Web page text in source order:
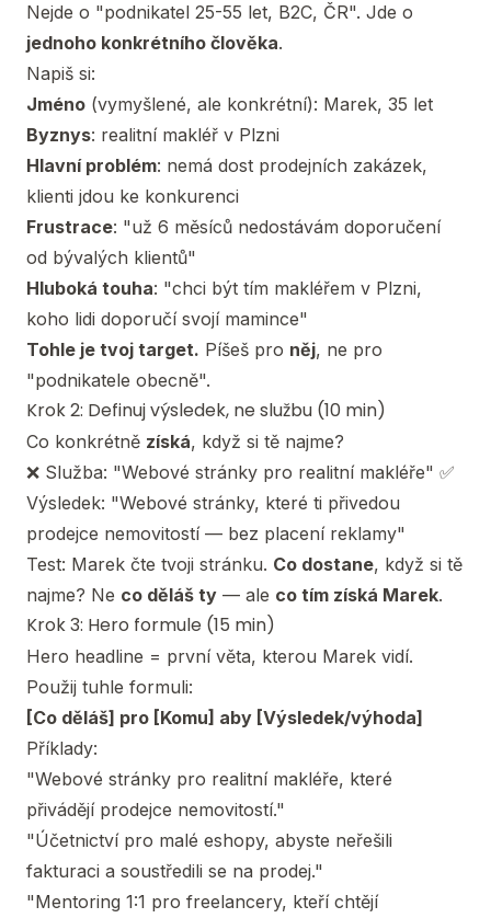
Nejde o "podnikatel 25-55 let, B2C, ČR". Jde o
jednoho konkrétního člověka.
Napiš si:
Jméno (vymyšlené, ale konkrétní): Marek, 35 let
Byznys: realitní makléř v Plzni
Hlavní problém: nemá dost prodejních zakázek,
klienti jdou ke konkurenci
Frustrace: "už 6 měsíců nedostávám doporučení
od bývalých klientů"
Hluboká touha: "chci být tím makléřem v Plzni,
koho lidi doporučí svojí mamince"
Tohle je tvoj target. Píšeš pro něj, ne pro
"podnikatele obecně".
Krok 2: Definuj výsledek, ne službu (10 min)
Co konkrétně získá, když si tě najme?
❌ Služba: "Webové stránky pro realitní makléře" ✅
Výsledek: "Webové stránky, které ti přivedou
prodejce nemovitostí — bez placení reklamy"
Test: Marek čte tvoji stránku. Co dostane, když si tě
najme? Ne co děláš ty — ale co tím získá Marek.
Krok 3: Hero formule (15 min)
Hero headline = první věta, kterou Marek vidí.
Použij tuhle formuli:
[Co děláš] pro [Komu] aby [Výsledek/výhoda]
Příklady:
"Webové stránky pro realitní makléře, které
přivádějí prodejce nemovitostí."
"Účetnictví pro malé eshopy, abyste neřešili
fakturaci a soustředili se na prodej."
"Mentoring 1:1 pro freelancery, kteří chtějí